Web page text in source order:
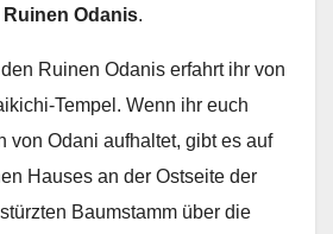
Odanis.
Ruinen Odanis erfahrt ihr von
Tempel. Wenn ihr euch
von Odani aufhaltet, gibt es auf
Hauses an der Ostseite der
Baumstamm über die